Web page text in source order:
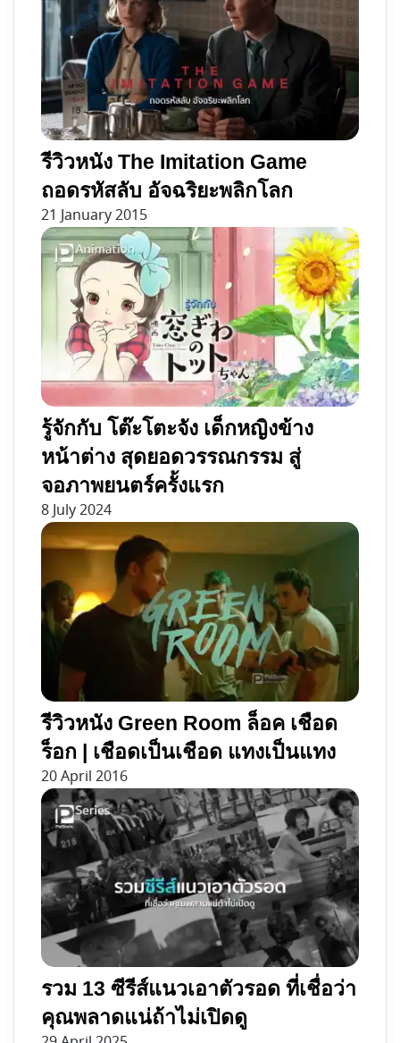
รีวิวหนัง The Imitation Game
ถอดรหัสลับ อัจฉริยะพลิกโลก
21 January 2015
รู้จักกับ โต๊ะโตะจัง เด็กหญิงข้าง
หน้าต่าง สุดยอดวรรณกรรม สู่
จอภาพยนตร์ครั้งแรก
8 July 2024
รีวิวหนัง Green Room ล็อค เชือด
ร็อก | เชือดเป็นเชือด แทงเป็นแทง
20 April 2016
รวม 13 ซีรีส์แนวเอาตัวรอด ที่เชื่อว่า
คุณพลาดแน่ถ้าไม่เปิดดู